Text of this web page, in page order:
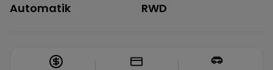
Automatik RWD